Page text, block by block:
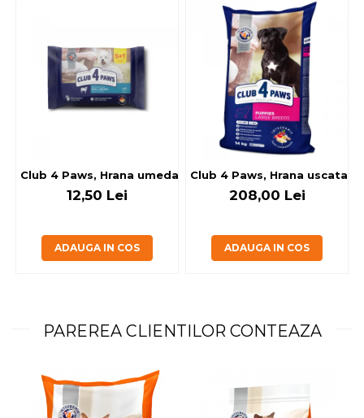
Club 4 Paws, Hrana umeda caini - cu miel, set 5+1, 6x80 g
12,50 Lei
ADAUGA IN COS
Club 4 Paws, Hrana uscata
208,00 Lei
ADAUGA IN COS
PAREREA CLIENTILOR CONTEAZA